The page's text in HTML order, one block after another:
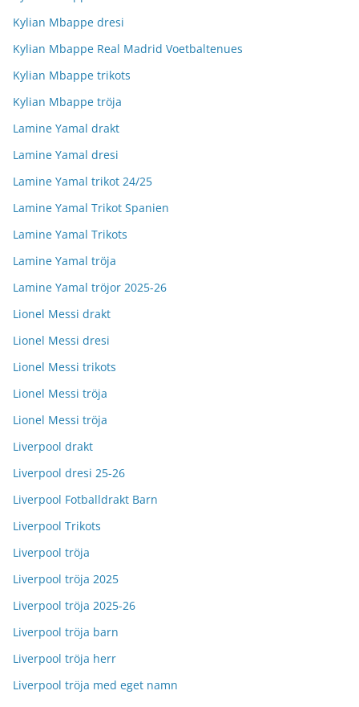
Kylian Mbappe dresi
Kylian Mbappe Real Madrid Voetbaltenues
Kylian Mbappe trikots
Kylian Mbappe tröja
Lamine Yamal drakt
Lamine Yamal dresi
Lamine Yamal trikot 24/25
Lamine Yamal Trikot Spanien
Lamine Yamal Trikots
Lamine Yamal tröja
Lamine Yamal tröjor 2025-26
Lionel Messi drakt
Lionel Messi dresi
Lionel Messi trikots
Lionel Messi tröja
Lionel Messi tröja
Liverpool drakt
Liverpool dresi 25-26
Liverpool Fotballdrakt Barn
Liverpool Trikots
Liverpool tröja
Liverpool tröja 2025
Liverpool tröja 2025-26
Liverpool tröja barn
Liverpool tröja herr
Liverpool tröja med eget namn